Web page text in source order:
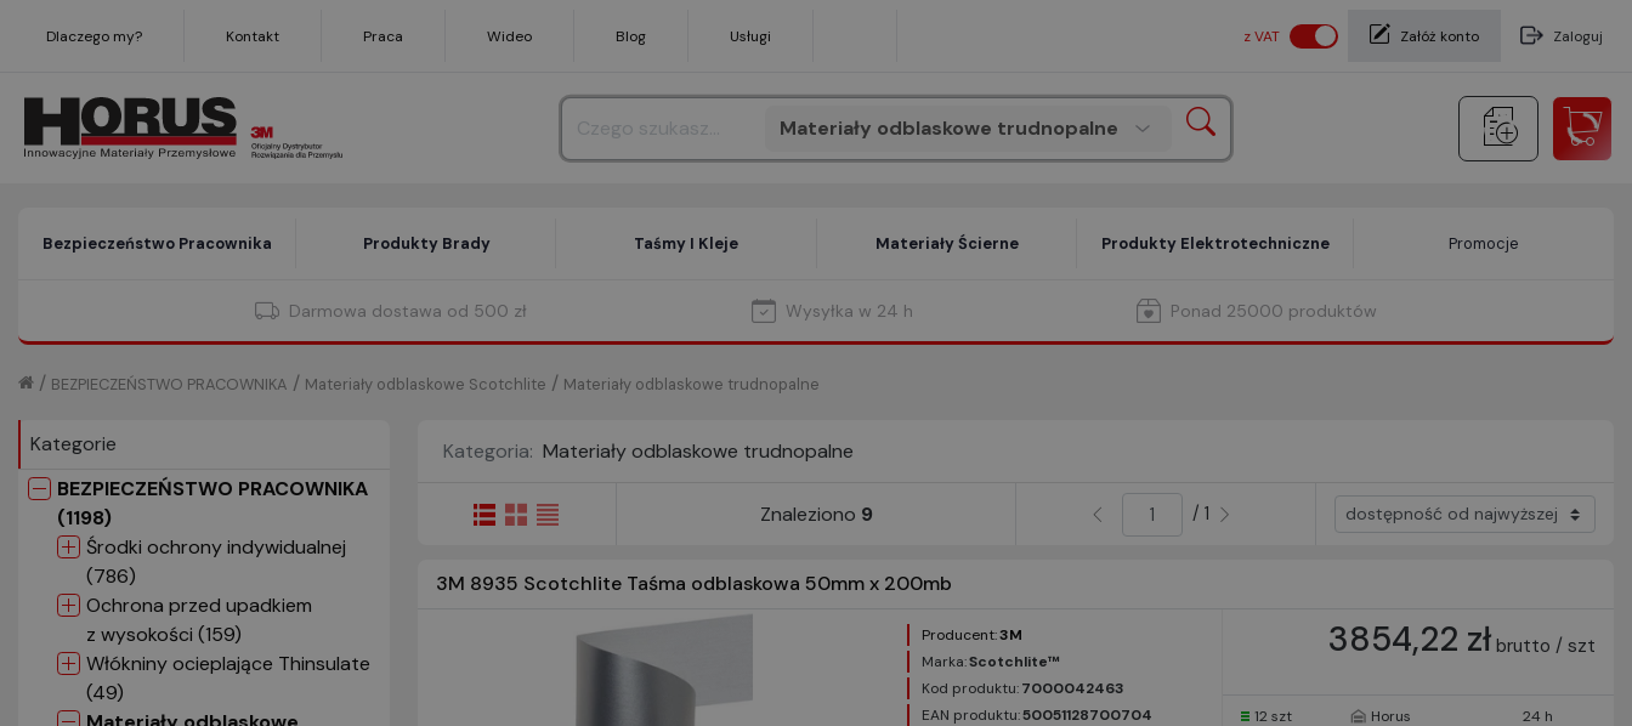
Dlaczego my? Kontakt Praca Wideo Blog Usługi z VAT Załóż konto Zaloguj
Materiały odblaskowe trudnopalne
Search
Bezpieczeństwo Pracownika Produkty Brady Taśmy I Kleje Materiały Ścierne Produkty Elektrotechniczne Promocje
Darmowa dostawa od 500 zł Wysyłka w 24 h Ponad 25000 produktów
Materiały odblaskowe trudnopalne
/
Materiały odblaskowe Scotchlite
/
BEZPIECZEŃSTWO PRACOWNIKA
/
Kategorie
BEZPIECZEŃSTWO PRACOWNIKA
(1198)
Środki ochrony indywidualnej
(786)
Ochrona przed upadkiem
z wysokości (159)
Włókniny ocieplające Thinsulate
(49)
Kategoria: Materiały odblaskowe trudnopalne
Znaleziono 9 / 1
3M 8935 Scotchlite Taśma odblaskowa 50mm x 200mb
Producent:3M
Marka:Scotchlite™
Kod produktu:7000042463
EAN produktu:50051128700704
3854,22 zł brutto / szt
12 szt Horus 24 h